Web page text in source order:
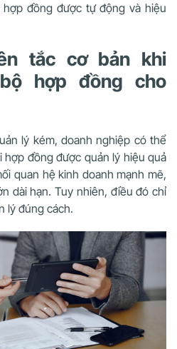
đồng được tự động và hiệu
tắc cơ bản khi
hợp đồng cho
lý kém, doanh nghiệp có thể
hợp đồng được quản lý hiệu quả
quan hệ kinh doanh mạnh mẽ,
dài hạn. Tuy nhiên, điều đó chỉ
lý đúng cách.